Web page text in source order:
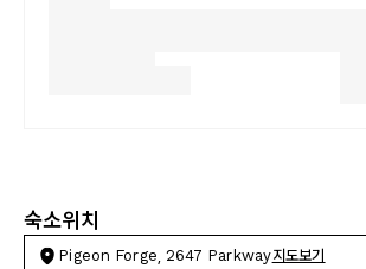
숙소위치
Pigeon Forge, 2647 Parkway지도보기